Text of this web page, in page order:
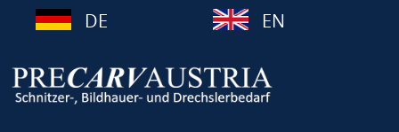
DE EN